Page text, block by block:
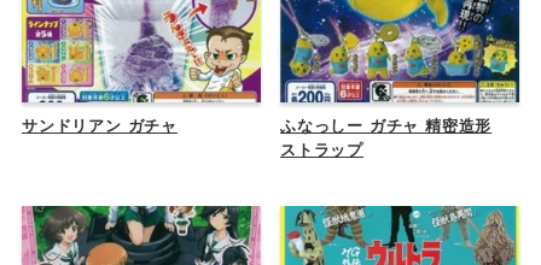
サンドリアン ガチャ
ふなっしー ガチャ 精密造形
ストラップ